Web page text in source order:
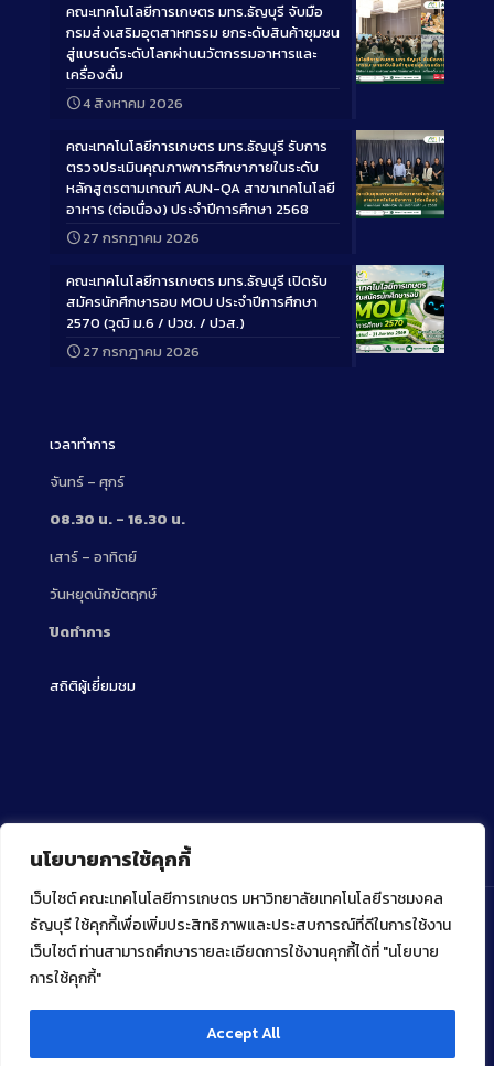
นโยบายการใช้คุกกี้
เว็บไซต์ คณะเทคโนโลยีการเกษตร มหาวิทยาลัยเทคโนโลยีราชมงคล
ธัญบุรี ใช้คุกกี้เพื่อเพิ่มประสิทธิภาพและประสบการณ์ที่ดีในการใช้งาน
เว็บไซต์ ท่านสามารถศึกษารายละเอียดการใช้งานคุกกี้ได้ที่ "นโยบาย
การใช้คุกกี้"
Accept All
Long
คณะเทคโนโลยีการเกษตร มทร.ธัญบุรี จับมือ
กรมส่งเสริมอุตสาหกรรม ยกระดับสินค้าชุมชน
สู่แบรนด์ระดับโลกผ่านนวัตกรรมอาหารและ
เครื่องดื่ม
4 สิงหาคม 2026
Long
คณะเทคโนโลยีการเกษตร มทร.ธัญบุรี รับการ
ตรวจประเมินคุณภาพการศึกษาภายในระดับ
หลักสูตรตามเกณฑ์ AUN-QA สาขาเทคโนโลยี
อาหาร (ต่อเนื่อง) ประจำปีการศึกษา 2568
27 กรกฎาคม 2026
Long
คณะเทคโนโลยีการเกษตร มทร.ธัญบุรี เปิดรับ
สมัครนักศึกษารอบ MOU ประจำปีการศึกษา
2570 (วุฒิ ม.6 / ปวช. / ปวส.)
27 กรกฎาคม 2026
เวลาทำการ
จันทร์ – ศุกร์
08.30 น. – 16.30 น.
เสาร์ – อาทิตย์
วันหยุดนักขัตฤกษ์
ปิดทำการ
สถิติผู้เยี่ยมชม
Copyright ⓒ 2022 คณะเทคโนโลยีการเกษตร มหาวิทยาลัย